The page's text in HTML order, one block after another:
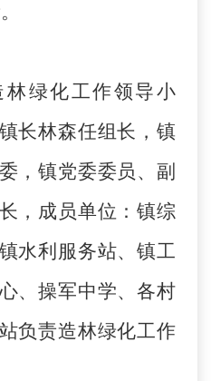
林绿化工作领导小
长林森任组长，镇
，镇党委委员、副
，成员单位：镇综
水利服务站、镇工
、操军中学、各村
负责造林绿化工作